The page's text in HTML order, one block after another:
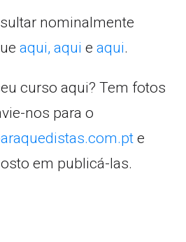
nominalmente
aqui, aqui e aqui.
curso aqui? Tem fotos
nos para o
e
em publicá-las.